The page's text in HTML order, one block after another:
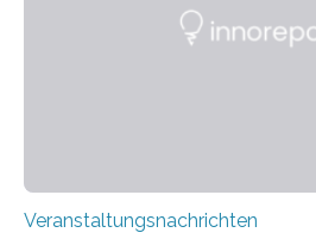
„QUAZAR“ mit insgesamt 1,15
Veranstaltungsnachrichten